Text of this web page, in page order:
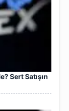
Sert Satışın